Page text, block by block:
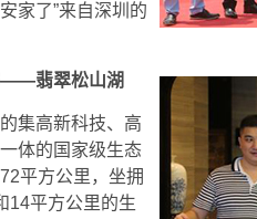
家了”来自深圳的
——翡翠松山湖
集高新科技、高
体的国家级生态
平方公里，坐拥
14平方公里的生